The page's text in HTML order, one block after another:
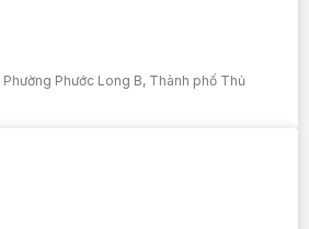
Phước Long B, Thành phố Thủ